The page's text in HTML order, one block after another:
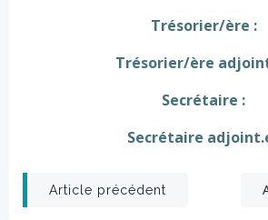
Trésorier/ère :
Trésorier/ère
Secrétaire :
Secrétaire
Post
Article précédent